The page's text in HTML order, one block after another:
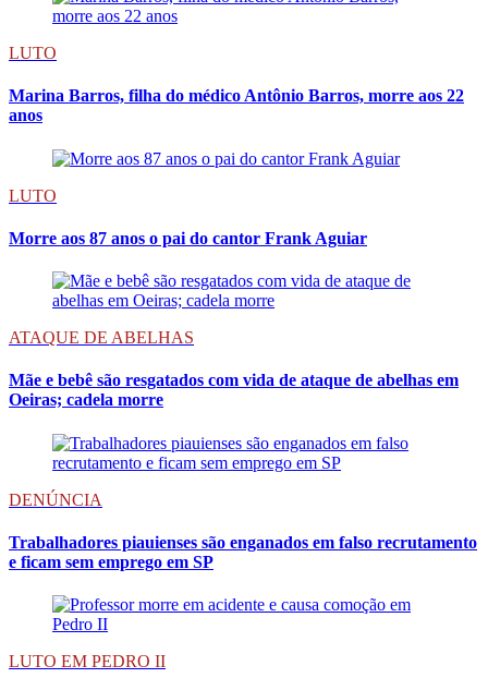
LUTO
Marina Barros, filha do médico Antônio Barros, morre aos 22
anos
LUTO
Morre aos 87 anos o pai do cantor Frank Aguiar
ATAQUE DE ABELHAS
Mãe e bebê são resgatados com vida de ataque de abelhas em
Oeiras; cadela morre
DENÚNCIA
Trabalhadores piauienses são enganados em falso recrutamento
e ficam sem emprego em SP
LUTO EM PEDRO II